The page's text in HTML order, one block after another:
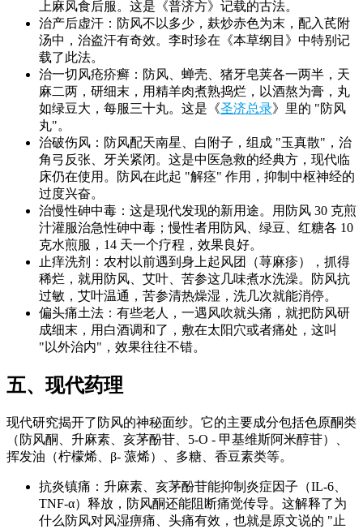
上麻风食后服。这是《普济方》记载的古法。
治产后虚汗：防风不以多少，麸炒赤色为末，配入芪附
汤中，治盗汗有奇效。李时珍在《本草纲目》中特别记
载了此法。
治一切风疮疥癣：防风、蝉壳、猪牙皂荚各一两半，天
麻二两，研细末，用精羊肉煮熟捣烂，以酒熬为膏，丸
如绿豆大，每服三十丸。这是《圣济总录》里的 "防风
丸"。
治破伤风：防风配天南星、白附子，组成 "玉真散"，治
角弓反张、牙关紧闭。这是中医急救的经典方，现代临
床仍在使用。防风在此起 "解痉" 作用，抑制中枢神经的
过度兴奋。
治慢性砷中毒：这是现代发现的新用途。用防风 30 克煎
汁灌服治急性砷中毒；慢性者用防风、绿豆、红糖各 10
克水煎服，14 天一个疗程，效果良好。
止痒洗剂：农村以前遇到身上起风团（荨麻疹），抓得
稀烂，就用防风、艾叶、苦参这几味煮水洗澡。防风抗
过敏，艾叶温通，苦参清热燥湿，洗几次就能消停。
偏头痛土法：有些老人，一遇风吹就头痛，就把防风研
成细末，用白酒调和了，敷在太阳穴或者痛处，这叫
"以外治内"，效果往往不错。
五、现代药理
现代研究揭开了防风的神秘面纱。它的主要成分包括色原酮类
（防风酮、升麻素、亥茅酚苷、5-O - 甲基维斯阿米醇苷）、
挥发油（柠檬烯、β- 蒎烯）、多糖、香豆素类等。
抗炎镇痛：升麻素、亥茅酚苷能抑制炎症因子（IL-6、
TNF-α）释放，防风酮还能阻断痛觉传导。这解释了为
什么防风对风湿痹痛、头痛有效，也就是原文说的 "止